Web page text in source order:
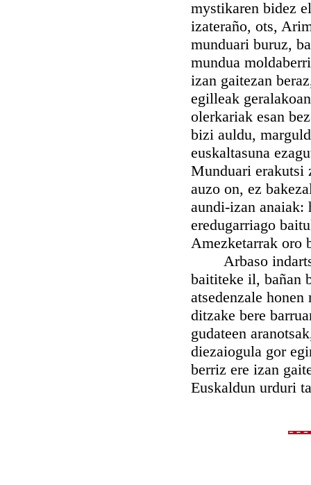
mystikaren bidez
izateraño, ots,
munduari buruz,
mundua
izan gaitezan
egilleak
olerkariak esan
bizi auldu,
euskaltasuna
Munduari erakutsi
auzo on, ez
aundi-izan anaiak:
eredugarriago
Amezketarrak oro
Arbaso
baititeke il, bañan
atsedenzale
ditzake bere
gudateen
diezaiogula gor
berriz ere izan
Euskaldun urduri